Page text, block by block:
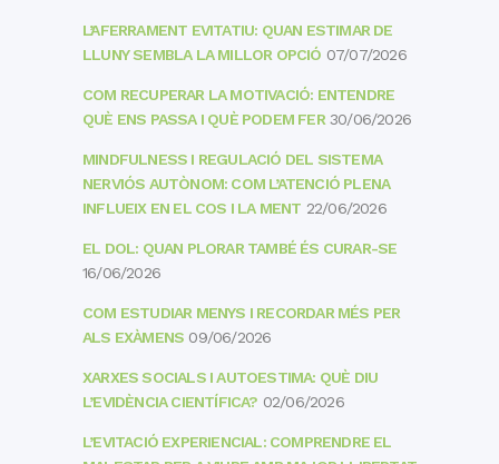
L’AFERRAMENT EVITATIU: QUAN ESTIMAR DE
LLUNY SEMBLA LA MILLOR OPCIÓ 07/07/2026
COM RECUPERAR LA MOTIVACIÓ: ENTENDRE
QUÈ ENS PASSA I QUÈ PODEM FER 30/06/2026
MINDFULNESS I REGULACIÓ DEL SISTEMA
NERVIÓS AUTÒNOM: COM L’ATENCIÓ PLENA
INFLUEIX EN EL COS I LA MENT 22/06/2026
EL DOL: QUAN PLORAR TAMBÉ ÉS CURAR-SE
16/06/2026
COM ESTUDIAR MENYS I RECORDAR MÉS PER
ALS EXÀMENS 09/06/2026
XARXES SOCIALS I AUTOESTIMA: QUÈ DIU
L’EVIDÈNCIA CIENTÍFICA? 02/06/2026
L’EVITACIÓ EXPERIENCIAL: COMPRENDRE EL